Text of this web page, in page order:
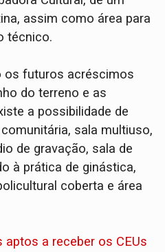
assim como área para
técnico.
os futuros acréscimos
do terreno e as
a possibilidade de
sala multiuso,
de gravação, sala de
à prática de ginástica,
coberta e área
a receber os CEUs